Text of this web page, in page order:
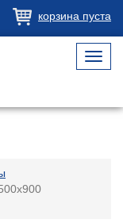
корзина пуста